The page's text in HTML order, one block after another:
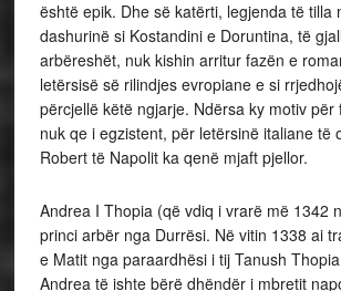
është epik. Dhe së katërti, legjenda të tilla
dashurinë si Kostandini e Doruntina, të
arbëreshët, nuk kishin arritur fazën e
letërsisë së rilindjes evropiane e si
përcjellë këtë ngjarje. Ndërsa ky motiv për
nuk qe i egzistent, për letërsinë italiane të
Robert të Napolit ka qenë mjaft pjellor.
Andrea I Thopia (që vdiq i vrarë më 1342
princi arbër nga Durrësi. Në vitin 1338 ai
e Matit nga paraardhësi i tij Tanush
Andrea të ishte bërë dhëndër i mbretit